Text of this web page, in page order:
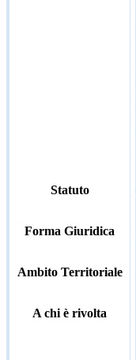
Statuto
Forma Giuridica
Ambito Territoriale
A chi è rivolta